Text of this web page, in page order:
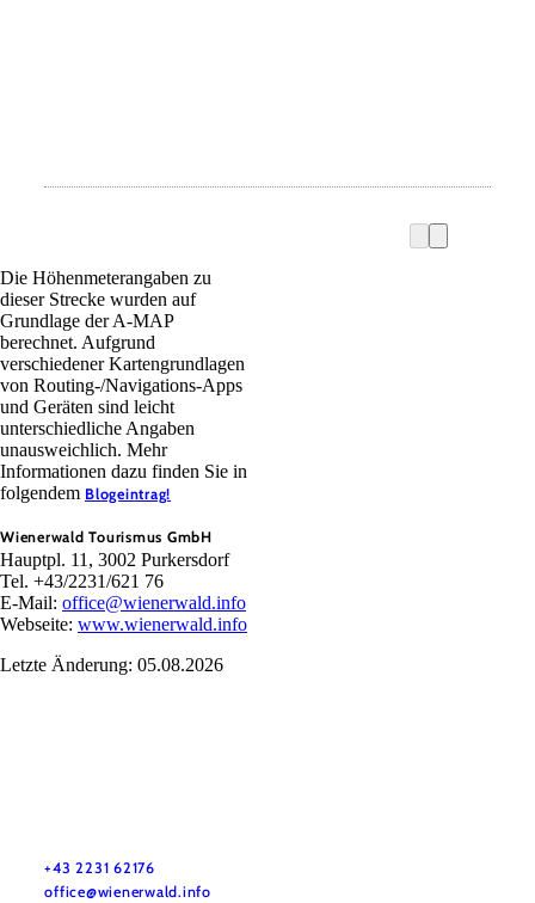
Die Höhenmeterangaben zu
dieser Strecke wurden auf
Grundlage der A-MAP
berechnet. Aufgrund
verschiedener Kartengrundlagen
von Routing-/Navigations-Apps
und Geräten sind leicht
unterschiedliche Angaben
unausweichlich. Mehr
Informationen dazu finden Sie in
folgendem Blogeintrag!
Wienerwald Tourismus GmbH
Hauptpl. 11, 3002 Purkersdorf
Tel. +43/2231/621 76
E-Mail: office@wienerwald.info
Webseite: www.wienerwald.info
Letzte Änderung: 05.08.2026
+43 2231 62176
office@wienerwald.info